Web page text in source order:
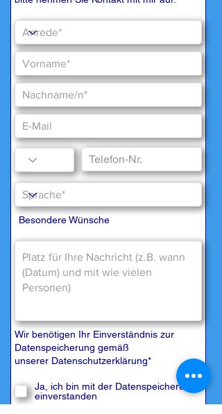
Besondere Wünsche
Wir benötigen Ihr Einverständnis zur
Datenspeicherung gemäß
unserer Datenschutzerklärung*
Ja, ich bin mit der Datenspeicherung
einverstanden